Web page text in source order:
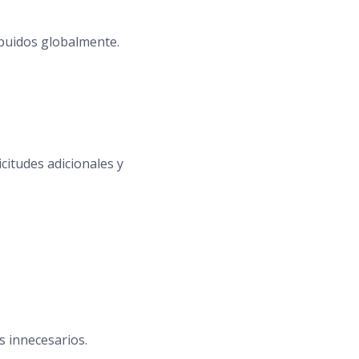
globalmente.
adicionales y
innecesarios.